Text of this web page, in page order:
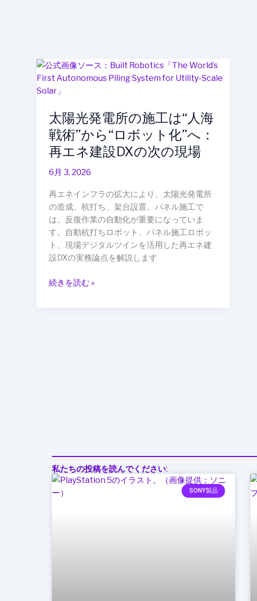
太陽光発電所の施工は“人海
戦術”から“ロボット化”へ：
再エネ建設DXの次の現場
6月 3, 2026
再エネインフラの拡大により、太陽光発電所
の造成、杭打ち、架台設置、パネル施工で
は、反復作業の自動化が重要になっていま
す。自動杭打ちロボット、パネル施工ロボッ
ト、現場デジタルツインを活用した再エネ建
設DXの実務論点を解説します
太
陽
光
電
所
の
施
工
は“人
海
戦
術”か
ら“ロ
ボ
ッ
化”へ：
続きを読む »
私たちの投稿を読んでください:
SONY製品